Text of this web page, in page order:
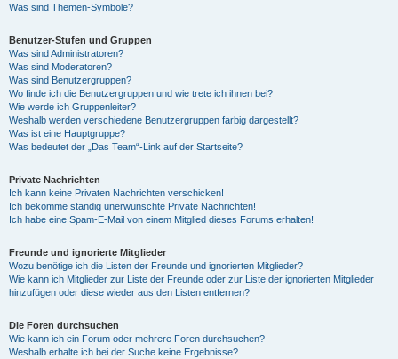
Was sind Themen-Symbole?
Benutzer-Stufen und Gruppen
Was sind Administratoren?
Was sind Moderatoren?
Was sind Benutzergruppen?
Wo finde ich die Benutzergruppen und wie trete ich ihnen bei?
Wie werde ich Gruppenleiter?
Weshalb werden verschiedene Benutzergruppen farbig dargestellt?
Was ist eine Hauptgruppe?
Was bedeutet der „Das Team“-Link auf der Startseite?
Private Nachrichten
Ich kann keine Privaten Nachrichten verschicken!
Ich bekomme ständig unerwünschte Private Nachrichten!
Ich habe eine Spam-E-Mail von einem Mitglied dieses Forums erhalten!
Freunde und ignorierte Mitglieder
Wozu benötige ich die Listen der Freunde und ignorierten Mitglieder?
Wie kann ich Mitglieder zur Liste der Freunde oder zur Liste der ignorierten Mitglieder
hinzufügen oder diese wieder aus den Listen entfernen?
Die Foren durchsuchen
Wie kann ich ein Forum oder mehrere Foren durchsuchen?
Weshalb erhalte ich bei der Suche keine Ergebnisse?